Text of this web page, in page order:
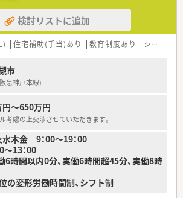
務内容】
箋に基づいた調剤業務や監査、患者様への丁寧な
分割分包機などを活用し、正確かつスピーディー
ことで、患者様の待ち時間短縮にも努めてもらいま
良好な連携を活かし、患者様の容態に応じた適切
処方提案など、薬剤師としての専門性を発揮できま
囲気】
歳代半ばと若手が中心になって活躍しており、
た優しい性格のスタッフが多く馴染みやすい環境
検討リストに追加
) 住宅補助(手当)あり 教育制度あり シフト制
市
急神戸本線)
～650万円
考慮の上交渉させていただきます。
水木金 9：00～19：00
13：00
時間以内0分、実働6時間超45分、実働8時
の変形労働時間制、シフト制